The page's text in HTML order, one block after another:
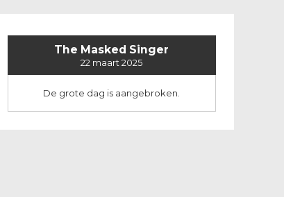
The Masked Singer
22 maart 2025
De grote dag is aangebroken.